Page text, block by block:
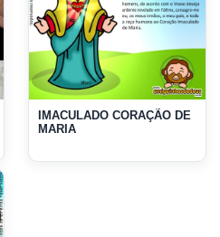
IMACULADO CORAÇÃO DE
MARIA